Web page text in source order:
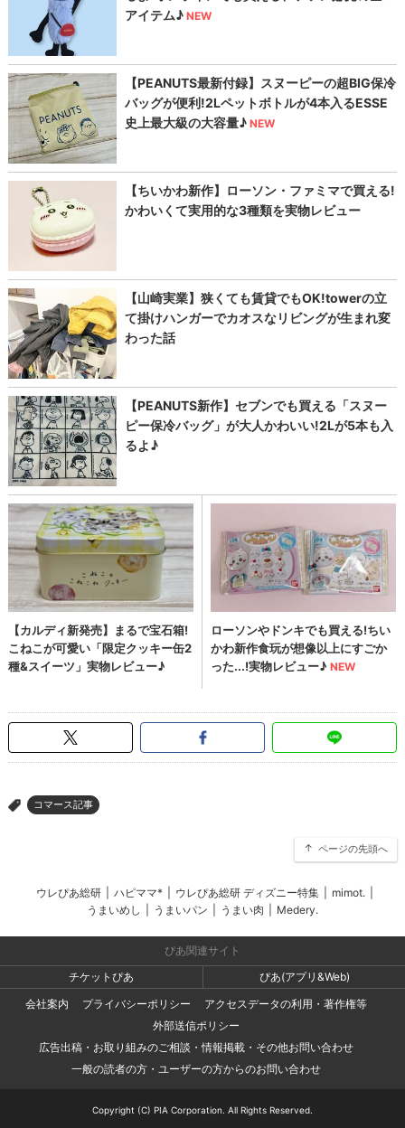
> コマース記事
ページの先頭へ
ウレぴあ総研 ハピママ* ウレぴあ総研 ディズニー特集 mimot.
うまいめし
うまいパン うまい肉 Medery.
ぴあ関連サイト
チケットぴあ
ぴあ(アプリ&Web)
会社案内
プライバシーポリシー
アクセスデータの利用・著作権等
外部送信ポリシー
広告出稿・お取り組みのご相談・情報掲載・その他お問い合わせ
一般の読者の方・ユーザーの方からのお問い合わせ
Copyright (C) PIA Corporation. All Rights Reserved.